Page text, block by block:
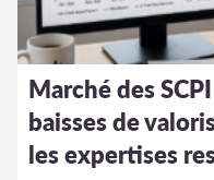
Marché des
baisses de
les expertises